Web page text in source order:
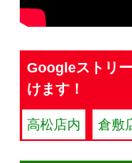
Googleストリ
けます！
高松店内 倉敷